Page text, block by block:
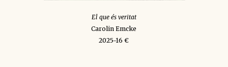
El que és veritat
Carolin Emcke
2025-16 €